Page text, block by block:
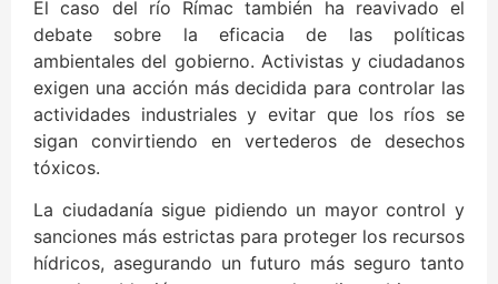
El caso del río Rímac también ha reavivado el
debate sobre la eficacia de las políticas
ambientales del gobierno. Activistas y ciudadanos
exigen una acción más decidida para controlar las
actividades industriales y evitar que los ríos se
sigan convirtiendo en vertederos de desechos
tóxicos.
La ciudadanía sigue pidiendo un mayor control y
sanciones más estrictas para proteger los recursos
hídricos, asegurando un futuro más seguro tanto